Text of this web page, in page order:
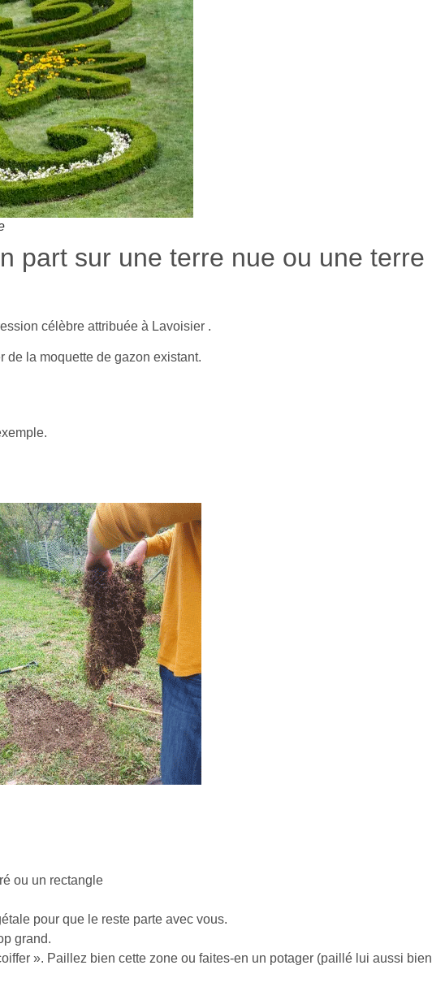
part sur une terre nue ou une terre
célèbre attribuée à Lavoisier .
de la moquette de gazon existant.
ou un rectangle
pour que le reste parte avec vous.
grand.
». Paillez bien cette zone ou faites-en un potager (paillé lui aussi bien